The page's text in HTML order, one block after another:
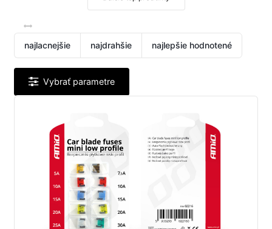
najlacnejšie najdrahšie najlepšie hodnotené